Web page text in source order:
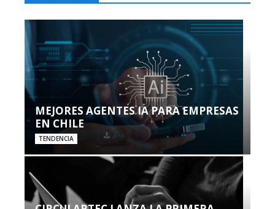
MEJORES AGENTES IA PARA EMPRESAS
EN CHILE
TENDENCIA